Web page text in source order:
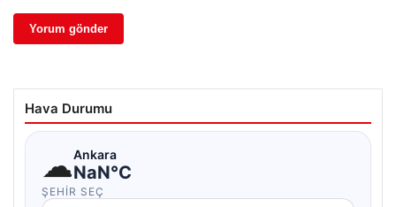
Hava Durumu
☁Ankara
NaN°C
ŞEHIR SEÇ